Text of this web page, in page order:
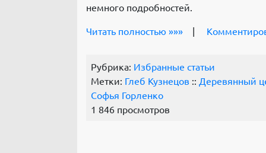
немного подробностей.
Читать полностью »»» |
Рубрика: Избранные статьи
Метки: Глеб Кузнецов :: Деревянный
Софья Горленко
1 846 просмотров